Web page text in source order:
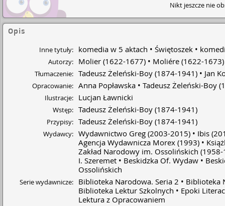
Nikt jeszcze nie
Opis
Inne tytuły: komedia w 5 aktach Świętoszek
Autorzy: Molier (1622-1677) Moliére (1622-
Tłumaczenie: Tadeusz Żeleński-Boy (1874-1941) Jan
Opracowanie: Anna Popławska Tadeusz Żeleński-Boy
Ilustracje: Lucjan Ławnicki
Wstęp: Tadeusz Żeleński-Boy (1874-1941)
Przypisy: Tadeusz Żeleński-Boy (1874-1941)
Wydawcy: Wydawnictwo Greg (2003-2015) Ibis
Agencja Wydawnicza Morex (1993)
Zakład Narodowy im. Ossolińskich
I. Szeremet
Beskidzka Of. Wydaw
Ossolińskich
Serie wydawnicze: Biblioteka Narodowa. Seria 2
Biblioteka
Biblioteka Lektur Szkolnych
Epoki
Lektura z Opracowaniem